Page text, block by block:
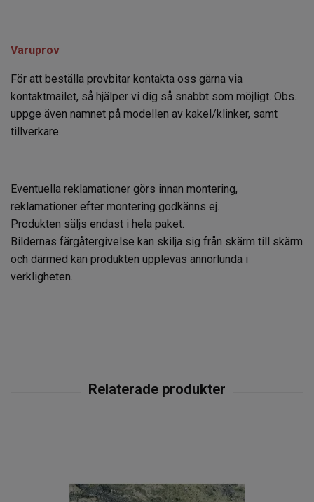
Varuprov
För att beställa provbitar kontakta oss gärna via
kontaktmailet, så hjälper vi dig så snabbt som möjligt. Obs.
uppge även namnet på modellen av kakel/klinker, samt
tillverkare.
Eventuella reklamationer görs innan montering,
reklamationer efter montering godkänns ej.
Produkten säljs endast i hela paket.
Bildernas färgåtergivelse kan skilja sig från skärm till skärm
och därmed kan produkten upplevas annorlunda i
verkligheten.